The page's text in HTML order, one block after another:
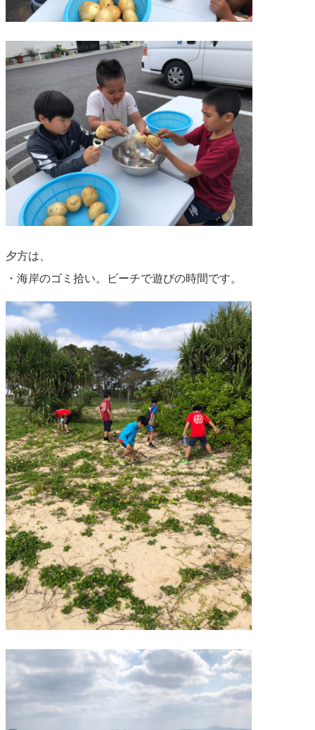
夕方は、
・海岸のゴミ拾い。ビーチで遊びの時間です。